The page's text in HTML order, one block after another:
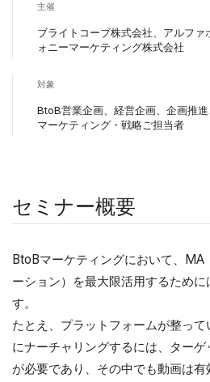
主催
ブライトコーブ株式会社、アルファ
ォニーマーケティング株式会社
対象
BtoB営業企画、経営企画、企画推進
マーケティング・戦略ご担当者
セミナー概要
BtoBマーケティングにおいて、MA
ーション）を最大限活用するため
す。
たとえ、プラットフォームが整っ
にナーチャリングするには、ター
が必要であり、その中でも動画は